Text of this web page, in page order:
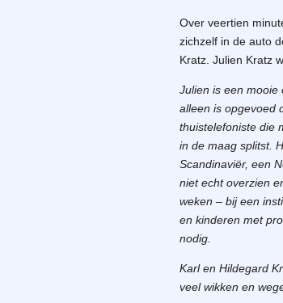
Over veertien
zichzelf in de auto
Kratz. Julien Kratz
Julien is een mooie
alleen is opgevoed
thuistelefoniste die
in de maag splitst.
Scandinaviër, een
niet echt overzien
weken – bij een
en kinderen met
nodig.
Karl en Hildegard
veel wikken en